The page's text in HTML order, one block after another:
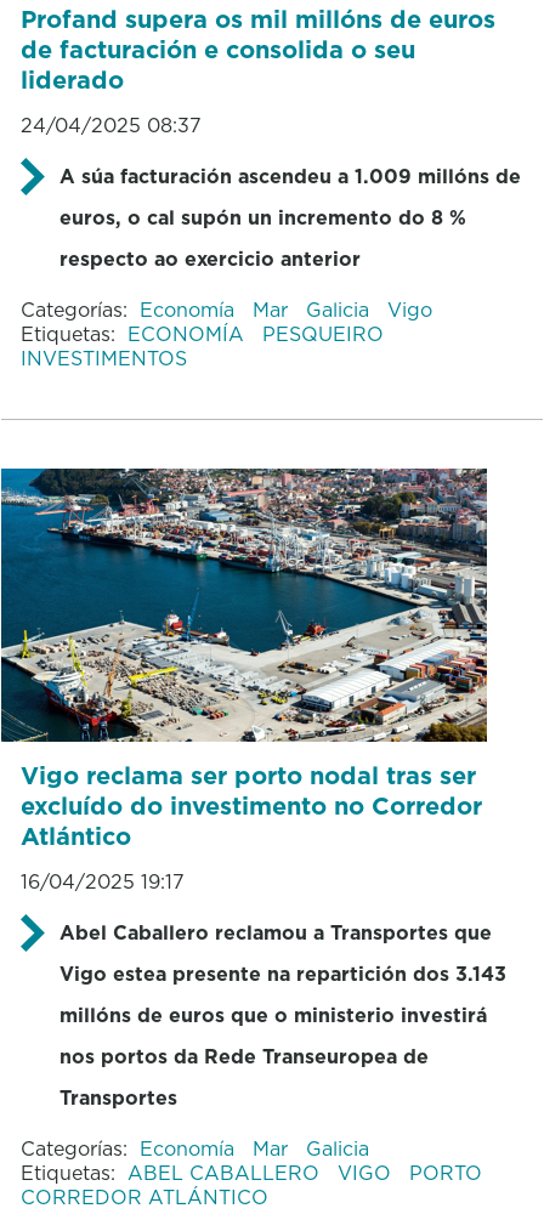
Profand supera os mil millóns de euros
de facturación e consolida o seu
liderado
24/04/2025 08:37
A súa facturación ascendeu a 1.009 millóns de
euros, o cal supón un incremento do 8 %
respecto ao exercicio anterior
Categorías: Economía Mar Galicia
Vigo
Etiquetas: ECONOMÍA
PESQUEIRO
INVESTIMENTOS
Vigo reclama ser porto nodal tras ser
excluído do investimento no Corredor
Atlántico
16/04/2025 19:17
Abel Caballero reclamou a Transportes que
Vigo estea presente na repartición dos 3.143
millóns de euros que o ministerio investirá
nos portos da Rede Transeuropea de
Transportes
Categorías: Economía Mar
Galicia
Etiquetas: ABEL CABALLERO VIGO
PORTO
CORREDOR ATLÁNTICO